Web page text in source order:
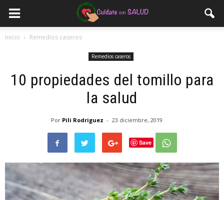
Inicio Remedios caseros
Remedios caseros
10 propiedades del tomillo para
la salud
Por Pili Rodriguez - 23 diciembre, 2019
Save